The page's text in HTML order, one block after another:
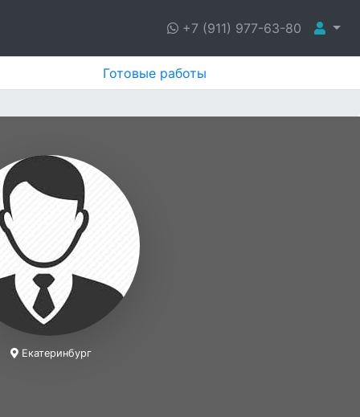
+7 (911) 977-63-80
Готовые работы
Екатеринбург